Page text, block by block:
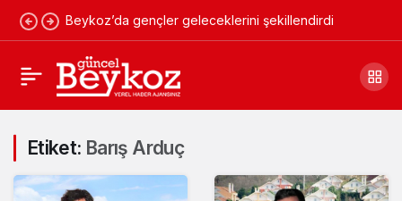
Beykoz’da gençler geleceklerini şekillendirdi
Etiket: Barış Arduç